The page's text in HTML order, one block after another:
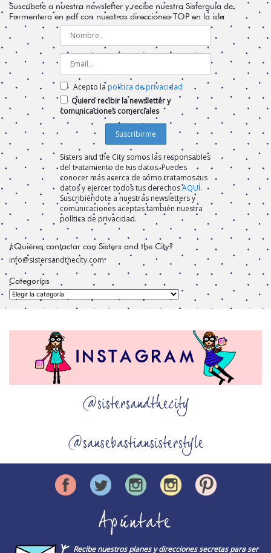
Suscríbete a nuestra newsletter y recibe nuestra Sisterguía de
Formentera en pdf con nuestras direcciones TOP en la isla
Acepto la política de privacidad
Quiero recibir la newsletter y
comunicaciones comerciales
Sisters and the City somos las responsables
del tratamiento de tus datos. Puedes
conocer más acerca de cómo tratamos tus
datos y ejercer todos tus derechosAQUÍ.
Suscribiéndote a nuestras newsletters y
comunicaciones aceptas también nuestra
política de privacidad.
¿Quiéres contactar con Sisters and the City?
info@sistersandthecity.com
Categorías
Categorías
@sistersandthecity
@sansebastiansisterstyle
Apúntate
Recibe nuestros planes y direcciones secretas para ser